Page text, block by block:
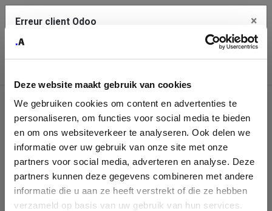
Deze website maakt gebruik van cookies
We gebruiken cookies om content en advertenties te
personaliseren, om functies voor social media te bieden
en om ons websiteverkeer te analyseren. Ook delen we
informatie over uw gebruik van onze site met onze
partners voor social media, adverteren en analyse. Deze
partners kunnen deze gegevens combineren met andere
informatie die u aan ze heeft verstrekt of die ze hebben
verzameld op basis van uw gebruik van hun services.
Assistance
Il n'y a aucune équipe d'assistance publique à montrer.
Erreur client Odoo ×
Une erreur s'est produite
Utilisez le bouton Copier pour reporter cette erreur à votre
service de support.
Voir les détails
Ok